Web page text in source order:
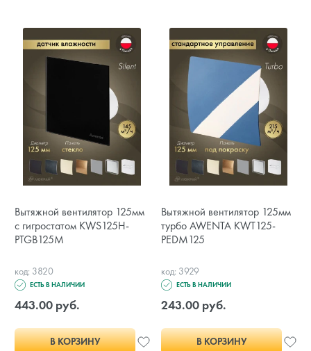
Вытяжной вентилятор 125мм
с гигростатом KWS125H-
PTGB125M
код: 3820
ЕСТЬ В НАЛИЧИИ
443.00 руб.
В КОРЗИНУ
Вытяжной вентилятор 125мм
турбо AWENTA KWT125-
PEDM125
код: 3929
ЕСТЬ В НАЛИЧИИ
243.00 руб.
В КОРЗИНУ